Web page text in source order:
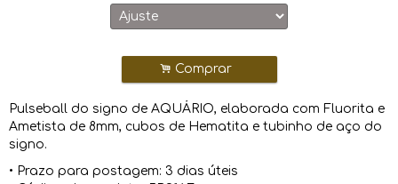
. Comprar
Pulseball do signo de AQUÁRIO, elaborada com Fluorita e
Ametista de 8mm, cubos de Hematita e tubinho de aço do
signo.
• Prazo para postagem: 3 dias úteis